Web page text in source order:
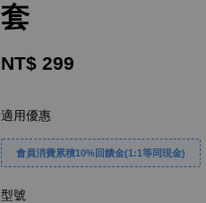
套
NT$ 299
適用優惠
會員消費累積10%回饋金(1:1等同現金)
型號